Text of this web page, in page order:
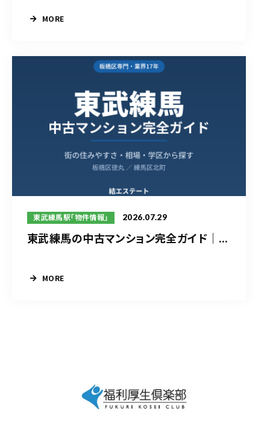
MORE
東武練馬駅「物件情報」 2026.07.29
東武練馬の中古マンション完全ガイド｜...
MORE